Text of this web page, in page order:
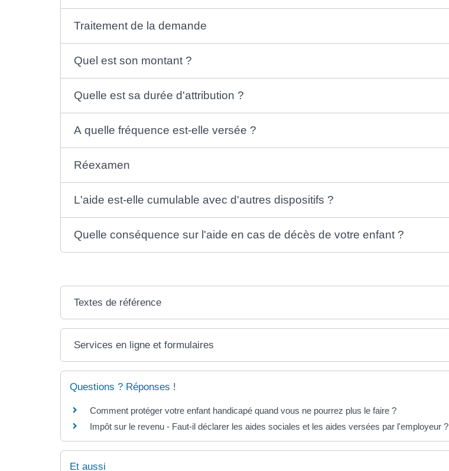
Traitement de la demande
Quel est son montant ?
Quelle est sa durée d'attribution ?
A quelle fréquence est-elle versée ?
Réexamen
L'aide est-elle cumulable avec d'autres dispositifs ?
Quelle conséquence sur l'aide en cas de décès de votre enfant ?
Textes de référence
Services en ligne et formulaires
Questions ? Réponses !
Comment protéger votre enfant handicapé quand vous ne pourrez plus le faire ?
Impôt sur le revenu - Faut-il déclarer les aides sociales et les aides versées par l'employeur ?
Et aussi